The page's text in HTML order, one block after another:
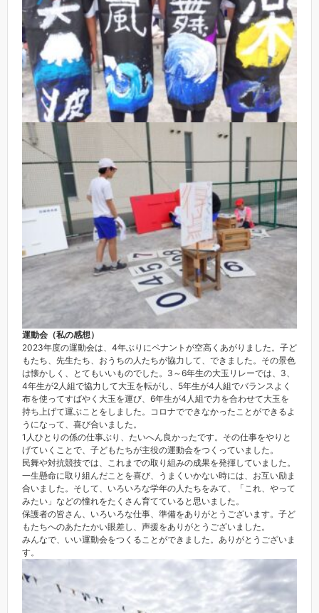
運動会（私の感想）
2023年度の運動会は、4年ぶりにペナントが空高くあがりました。子ど
もたち、先生たち、おうちの人たちが協力して、できました。その景色
は懐かしく、とてもいいものでした。3～6年生の大玉リレーでは、3、
4年生が2人組で協力して大玉を転がし、5年生が4人組でバランスよく
布を使ってすばやく大玉を運び、6年生が4人組で力を合わせて大玉を
持ち上げて運ぶことをしました。コロナでできなかったことができるよ
うになって、喜び合いました。
1人ひとりの係の仕事ぶり、たいへん良かったです。その仕事をやりと
げていくことで、子どもたちが主役の運動会をつくっていました。
民舞や対抗競技では、これまでの取り組みの成果を発揮していました。
一生懸命に取り組んだことを喜び、うまくいかない時には、お互い励ま
合いました。そして、いろいろな学年の人たちをみて、「これ、やって
みたい」などの憧れをたくさん育てていると思いました。
保護者の皆さん、いろいろな仕事、準備をありがとうございます。子ど
もたちへのあたたかい眼差し、声援をありがとうございました。
みんなで、いい運動会をつくることができました。ありがとうございま
す。